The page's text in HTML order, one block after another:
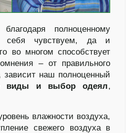
полноценному
себя чувствуем, да и
во многом способствует
– от правильного
зависит наш полноценный
виды и выбор одеял,
влажности воздуха,
свежего воздуха в